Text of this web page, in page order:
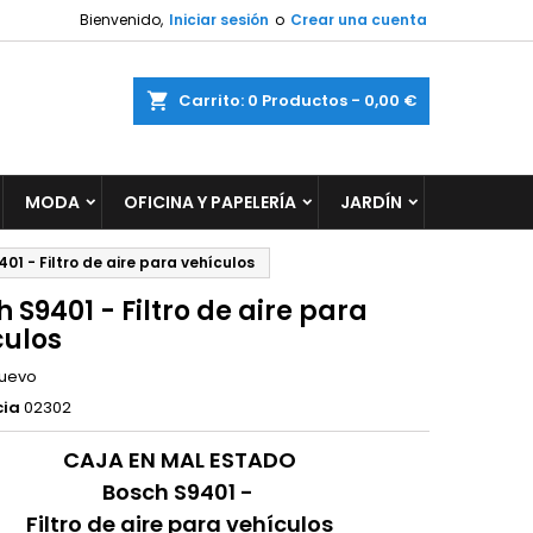
Bienvenido, Iniciar sesión o Crear una cuenta
Carrito 0 Productos - 0,00 €
MODA OFICINA Y PAPELERÍA JARDÍN
- Filtro de aire para vehículos
S9401 - Filtro de aire para
02302
CAJA EN MAL ESTADO
Bosch S9401 -
Filtro de aire para vehículos